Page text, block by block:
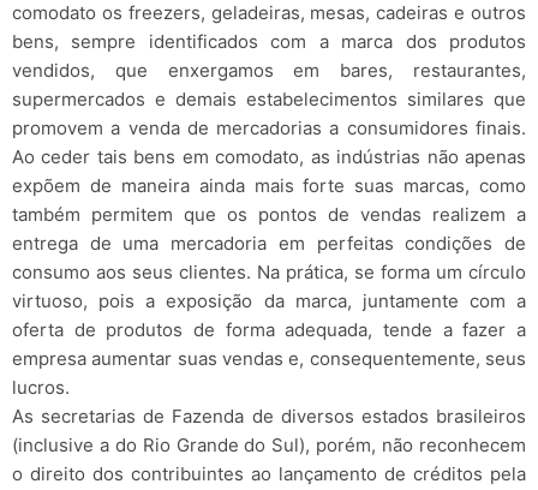
comodato os freezers, geladeiras, mesas, cadeiras e outros
bens, sempre identificados com a marca dos produtos
vendidos, que enxergamos em bares, restaurantes,
supermercados e demais estabelecimentos similares que
promovem a venda de mercadorias a consumidores finais.
Ao ceder tais bens em comodato, as indústrias não apenas
expõem de maneira ainda mais forte suas marcas, como
também permitem que os pontos de vendas realizem a
entrega de uma mercadoria em perfeitas condições de
consumo aos seus clientes. Na prática, se forma um círculo
virtuoso, pois a exposição da marca, juntamente com a
oferta de produtos de forma adequada, tende a fazer a
empresa aumentar suas vendas e, consequentemente, seus
lucros.
As secretarias de Fazenda de diversos estados brasileiros
(inclusive a do Rio Grande do Sul), porém, não reconhecem
o direito dos contribuintes ao lançamento de créditos pela